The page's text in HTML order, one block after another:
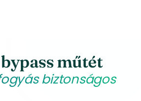
műtét
biztonságos